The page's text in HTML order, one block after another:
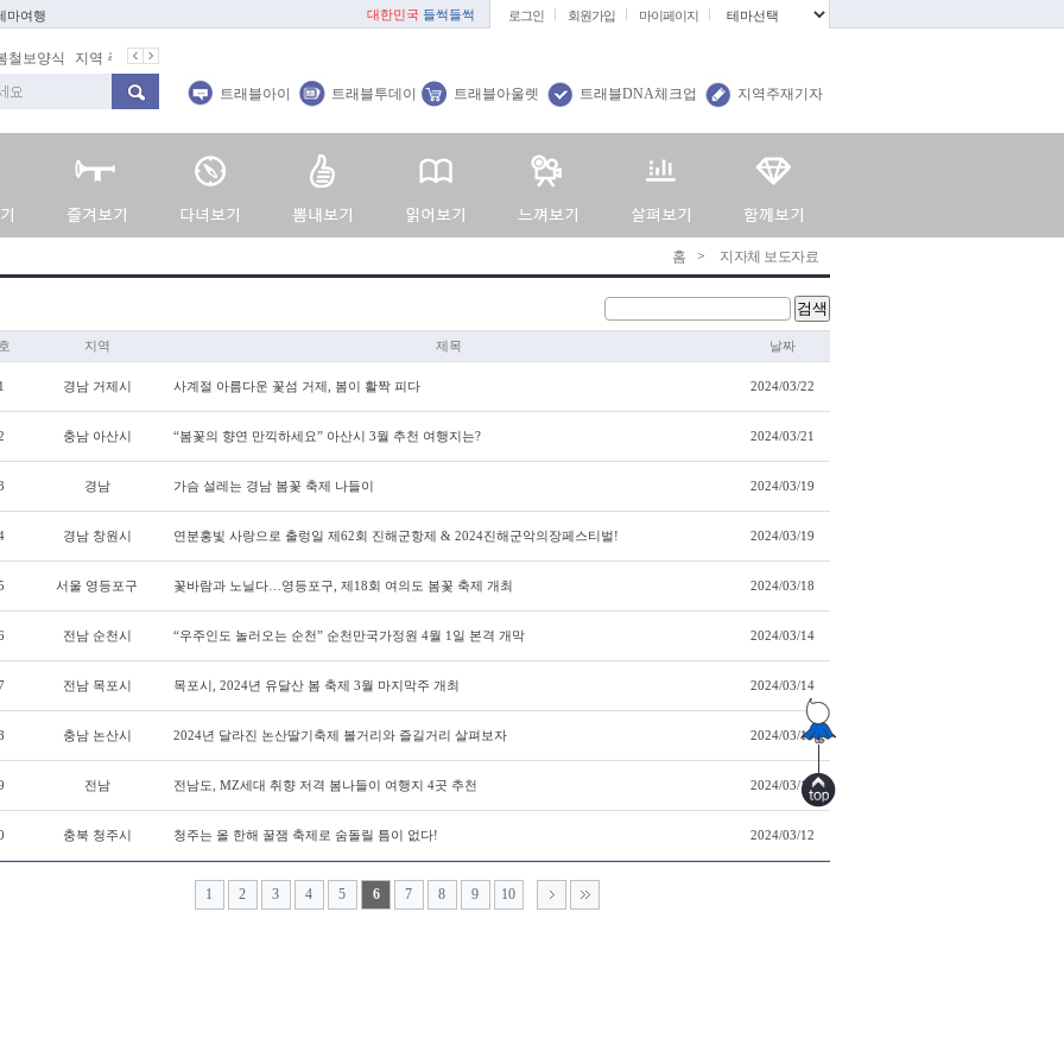
마여행 대한민국 들썩들썩 로그인 회원가입 마이페이지
철보양식 지역 주재기자
트래블아이 트래블투데이 트래블아울렛 트래블DNA체크업 지역주재기자
홈 > 지자체 보도자료
검색
지역 제목 날짜
경남 거제시 사계절 아름다운 꽃섬 거제, 봄이 활짝 피다 2024/03/22
충남 아산시 “봄꽃의 향연 만끽하세요” 아산시 3월 추천 여행지는? 2024/03/21
경남 가슴 설레는 경남 봄꽃 축제 나들이 2024/03/19
경남 창원시 연분홍빛 사랑으로 출렁일 제62회 진해군항제 & 2024진해군악의장페스티벌! 2024/03/19
서울 영등포구 꽃바람과 노닐다…영등포구, 제18회 여의도 봄꽃 축제 개최 2024/03/18
전남 순천시 “우주인도 놀러오는 순천” 순천만국가정원 4월 1일 본격 개막 2024/03/14
전남 목포시 목포시, 2024년 유달산 봄 축제 3월 마지막주 개최 2024/03/14
충남 논산시 2024년 달라진 논산딸기축제 볼거리와 즐길거리 살펴보자 2024/03/14
전남 전남도, MZ세대 취향 저격 봄나들이 여행지 4곳 추천 2024/03/12
충북 청주시 청주는 올 한해 꿀잼 축제로 숨돌릴 틈이 없다! 2024/03/12
1 2 3 4 5 6 7 8 9 10